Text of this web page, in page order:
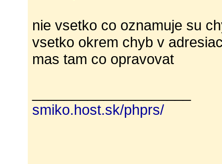
nie vsetko co oznamuje su
vsetko okrem chyb v
mas tam co opravovat
smiko.host.sk/phprs/